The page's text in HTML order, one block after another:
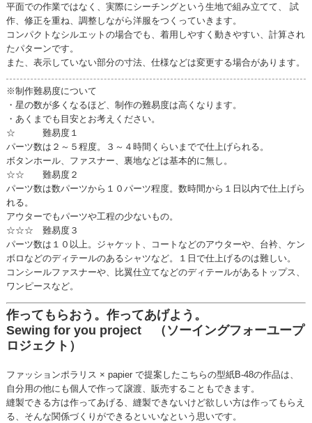
平面での作業ではなく、実際にシーチングという生地で組み立てて、 試
作、修正を重ね、調整しながら洋服をつくっていきます。
コンパクトなシルエットの場合でも、着用しやすく動きやすい、計算され
たパターンです。
また、表示していない部分の寸法、仕様などは変更する場合があります。
※制作難易度について
・星の数が多くなるほど、制作の難易度は高くなります。
・あくまでも目安とお考えください。
☆ 難易度１
パーツ数は２～５程度。３～４時間くらいまでで仕上げられる。
ボタンホール、ファスナー、裏地などは基本的に無し。
☆☆ 難易度２
パーツ数は数パーツから１０パーツ程度。数時間から１日以内で仕上げら
れる。
アウターでもパーツや工程の少ないもの。
☆☆☆ 難易度３
パーツ数は１０以上。ジャケット、コートなどのアウターや、台衿、ケン
ボロなどのディテールのあるシャツなど。１日で仕上げるのは難しい。
コンシールファスナーや、比翼仕立てなどのディテールがあるトップス、
ワンピースなど。
作ってもらおう。作ってあげよう。
Sewing for you project （ソーイングフォーユープ
ロジェクト）
ファッションポラリス × papier で提案したこちらの型紙B-48の作品は、
自分用の他にも個人で作って譲渡、販売することもできます。
縫製できる方は作ってあげる、縫製できないけど欲しい方は作ってもらえ
る、そんな関係づくりができるといいなという思いです。